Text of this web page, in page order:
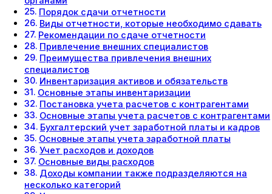
Порядок сдачи отчетности
Виды отчетности, которые необходимо сдавать
Рекомендации по сдаче отчетности
Привлечение внешних специалистов
Преимущества привлечения внешних
специалистов
Инвентаризация активов и обязательств
Основные этапы инвентаризации
Постановка учета расчетов с контрагентами
Основные этапы учета расчетов с контрагентами
Бухгалтерский учет заработной платы и кадров
Основные этапы учета заработной платы
Учет расходов и доходов
Основные виды расходов
Доходы компании также подразделяются на
несколько категорий